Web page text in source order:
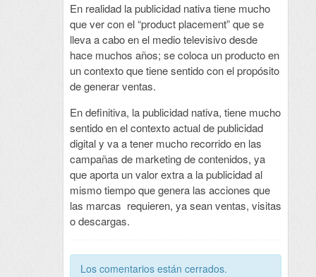
En realidad la publicidad nativa tiene mucho
que ver con el “product placement” que se
lleva a cabo en el medio televisivo desde
hace muchos años; se coloca un producto en
un contexto que tiene sentido con el propósito
de generar ventas.
En definitiva, la publicidad nativa, tiene mucho
sentido en el contexto actual de publicidad
digital y va a tener mucho recorrido en las
campañas de marketing de contenidos, ya
que aporta un valor extra a la publicidad al
mismo tiempo que genera las acciones que
las marcas requieren, ya sean ventas, visitas
o descargas.
Los comentarios están cerrados.